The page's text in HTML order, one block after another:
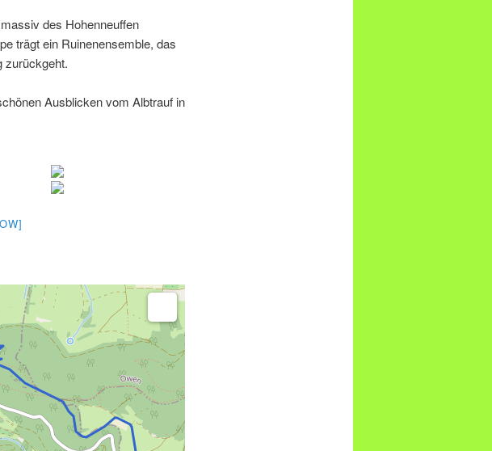
des Hohenneuffen
trägt ein Ruinenensemble, das
zurückgeht.
Ausblicken vom Albtrauf in